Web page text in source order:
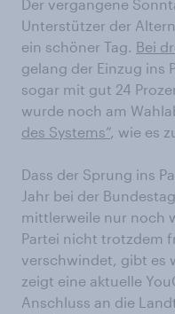
Der vergangene
Unterstützer der
ein schöner Tag. Bei
gelang der Einzug ins
sogar mit gut 24
wurde noch am
des Systems“, wie es
Dass der Sprung ins
Jahr bei der
mittlerweile nur noch
Partei nicht trotzdem
verschwindet, gibt es
zeigt eine aktuelle
Anschluss an die